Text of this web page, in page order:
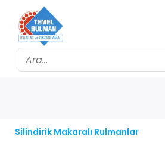
Silindirik Makaralı Rulmanlar